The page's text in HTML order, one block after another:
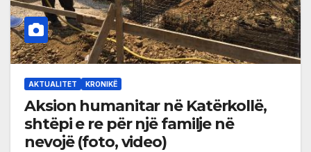
AKTUALITET KRONIKË
Aksion humanitar në Katërkollë,
shtëpi e re për një familje në
nevojë (foto, video)